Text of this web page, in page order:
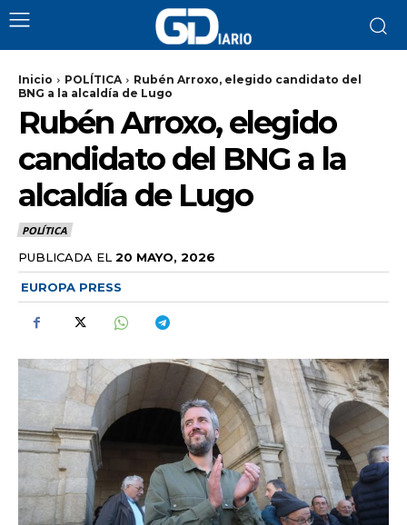
Inicio POLÍTICA
Rubén Arroxo, elegido candidato del
BNG a la alcaldía de Lugo
Rubén Arroxo, elegido
candidato del BNG a la
alcaldía de Lugo
POLÍTICA
PUBLICADA EL 20 MAYO, 2026
EUROPA PRESS